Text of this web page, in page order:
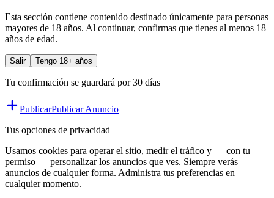
Esta sección contiene contenido destinado únicamente para personas
mayores de 18 años. Al continuar, confirmas que tienes al menos 18
años de edad.
Salir Tengo 18+ años
Tu confirmación se guardará por 30 días
PublicarPublicar Anuncio
Tus opciones de privacidad
Usamos cookies para operar el sitio, medir el tráfico y — con tu
permiso — personalizar los anuncios que ves. Siempre verás
anuncios de cualquier forma. Administra tus preferencias en
cualquier momento.